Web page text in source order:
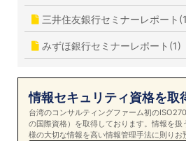
三井住友銀行セミナーレポート
みずほ銀行セミナーレポート(1)
情報セキュリティ資格を取
台湾のコンサルティングファーム初の
の国際資格）を取得しております。情報を
様の大切な情報を高い情報管理手法に則りお